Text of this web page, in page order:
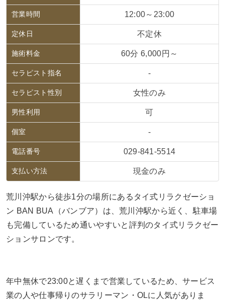
営業時間 12:00～23:00
定休日 不定休
施術料金 60分 6,000円～
セラピスト指名 -
セラピスト性別 女性のみ
男性利用 可
個室 -
電話番号 029-841-5514
支払い方法 現金のみ
荒川沖駅から徒歩1分の場所にあるタイ式リラクゼーショ
ン BAN BUA（バンブア）は、荒川沖駅から近く、駐車場
も完備しているため通いやすいと評判のタイ式リラクゼー
ションサロンです。
年中無休で23:00と遅くまで営業しているため、サービス
業の人や仕事帰りのサラリーマン・OLに人気がありま